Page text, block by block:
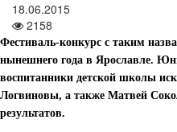
18.06.2015
2158
Фестиваль-конкурс с таким
нынешнего года в Ярославле.
воспитанники детской школы
Логвиновы, а также Матвей
результатов.